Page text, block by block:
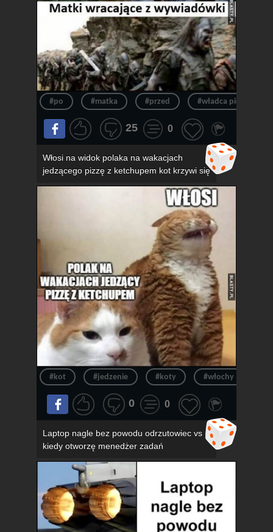
#po #matka #przed #władca pierścieni
25 0
Włosi na widok polaka na wakacjach
jedzącego pizzę z ketchupem kot krzywi się
#kot #jedzenie #koty #włochy
0 0
Laptop nagle bez powodu odrzutowiec vs
kiedy otworzę menedżer zadań